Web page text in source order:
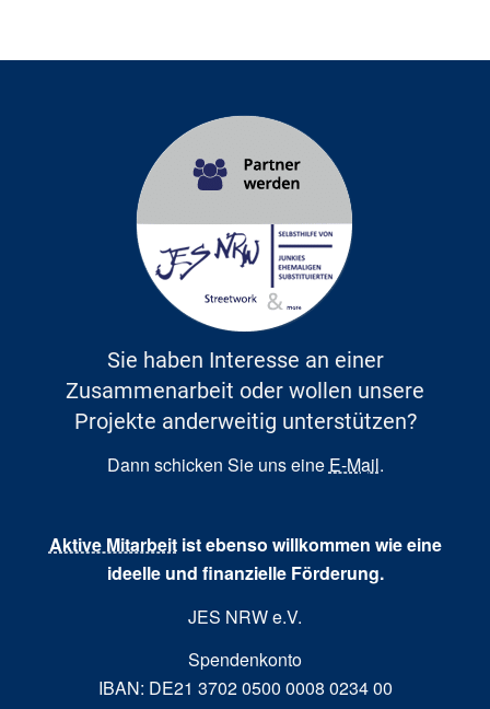
Sie haben Interesse an einer
Zusammenarbeit oder wollen unsere
Projekte anderweitig unterstützen?
Dann schicken Sie uns eine E-Mail.
Aktive Mitarbeitist ebenso willkommen wie eine
ideelle und finanzielle Förderung.
JES NRW e.V.
Spendenkonto
IBAN: DE21 3702 0500 0008 0234 00